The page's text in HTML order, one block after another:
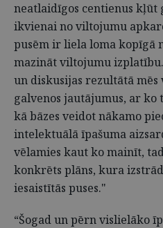
neatlaidīgos centienus
ikvienai no viltojumu
pusēm ir liela loma kopīgā
mazināt viltojumu
un diskusijas rezultātā mēs
galvenos jautājumus, ar
kā bāzes veidot nākamo
intelektuālā īpašuma
vēlamies kaut ko mainīt,
konkrēts plāns, kura
iesaistītās puses."
“Šogad un pērn vislielāko